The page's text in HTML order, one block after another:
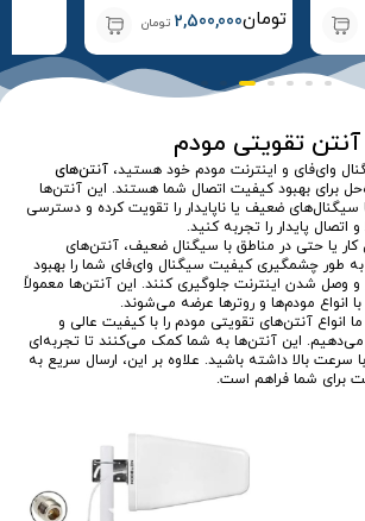
2,500,000 تومان تومان
آنتن تقویتی مودم
وای‌فای و اینترنت مودم خود هستید، آنتن‌های
برای بهبود کیفیت اتصال شما هستند. این آنتن‌ها
ضعیف یا ناپایدار را تقویت کرده و دسترسی
اتصال پایدار را تجربه کنید.
یا حتی در مناطق با سیگنال ضعیف، آنتن‌های
طور چشمگیری کیفیت سیگنال وای‌فای شما را بهبود
وصل شدن اینترنت جلوگیری کنند. این آنتن‌ها معمولاً
انواع مودم‌ها و روترها عرضه می‌شوند.
انواع آنتن‌های تقویتی مودم را با کیفیت عالی و
این آنتن‌ها به شما کمک می‌کنند تا تجربه‌ای
سرعت بالا داشته باشید. علاوه بر این، ارسال سریع به
برای شما فراهم است.